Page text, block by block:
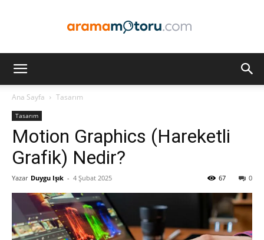
Motoru
ve
Ana Sayfa Tasarım
Tasarım
Motion Graphics (Hareketli
Grafik) Nedir?
Yazar Duygu Işık - 4 Şubat 2025 0
67